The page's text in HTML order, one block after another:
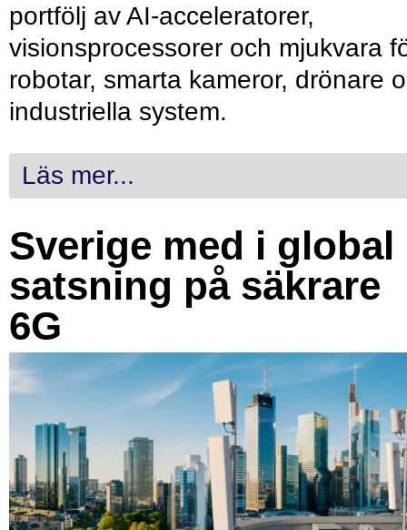
portfölj av AI-acceleratorer,
visionsprocessorer och mjukvara
robotar, smarta kameror, drönare
industriella system.
Läs mer...
Sverige med i global
satsning på säkrare
6G